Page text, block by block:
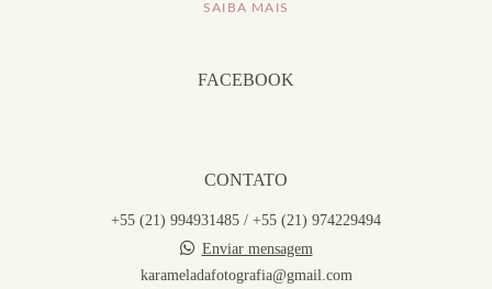
SAIBA MAIS
FACEBOOK
CONTATO
+55 (21) 994931485 / +55 (21) 974229494
Enviar mensagem
karameladafotografia@gmail.com